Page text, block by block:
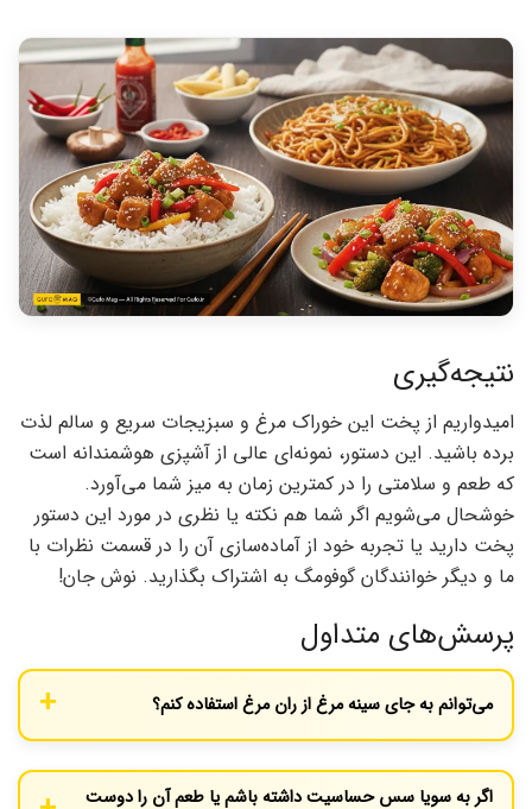
نتیجه‌گیری
امیدواریم از پخت این خوراک مرغ و سبزیجات سریع و سالم لذت
برده باشید. این دستور، نمونه‌ای عالی از آشپزی هوشمندانه است
که طعم و سلامتی را در کمترین زمان به میز شما می‌آورد.
خوشحال می‌شویم اگر شما هم نکته یا نظری در مورد این دستور
پخت دارید یا تجربه خود از آماده‌سازی آن را در قسمت نظرات با
ما و دیگر خوانندگان گوفومگ به اشتراک بگذارید. نوش جان!
پرسش‌های متداول
می‌توانم به جای سینه مرغ از ران مرغ استفاده کنم؟
قوی‌تری دارد. فقط توجه کنید که زمان پخت آن ممکن است یکی دو
اگر به سویا سس حساسیت داشته باشم یا طعم آن را دوست